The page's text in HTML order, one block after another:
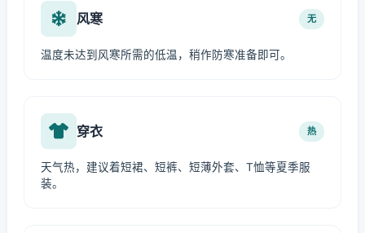
风寒 无
温度未达到风寒所需的低温，稍作防寒准备即可。
穿衣 热
天气热，建议着短裙、短裤、短薄外套、T恤等夏季服
装。